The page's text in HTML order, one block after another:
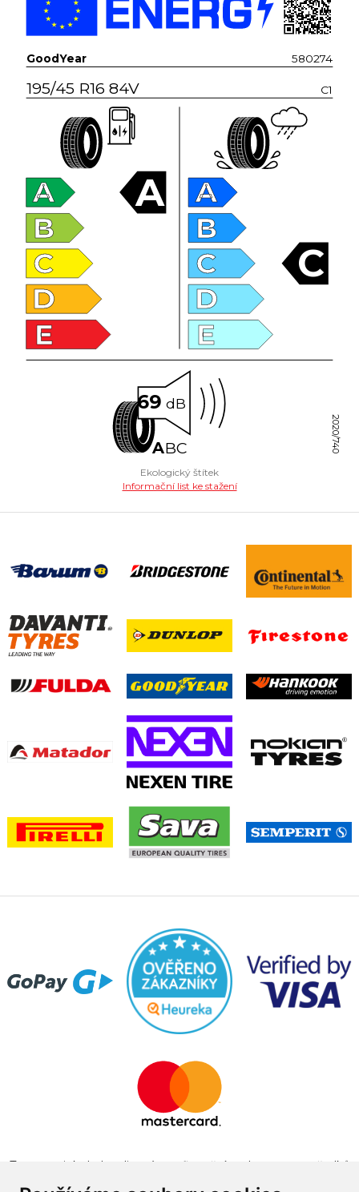
GoodYear 580274
195/45 R16 84V C1
A
B
C
D
E
A A
B
C
D
E
C
69 dB
ABC 2020/740
Ekologický štítek
Informační list ke stažení
Tento projekt byl realizován za finanční podpory z prostředků